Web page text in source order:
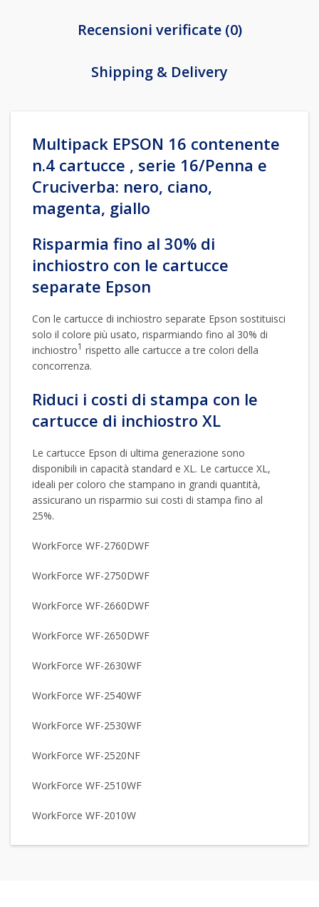
Recensioni verificate (0)
Shipping & Delivery
Multipack EPSON 16 contenente
n.4 cartucce , serie 16/Penna e
Cruciverba: nero, ciano,
magenta, giallo
Risparmia fino al 30% di
inchiostro con le cartucce
separate Epson
Con le cartucce di inchiostro separate Epson sostituisci
solo il colore più usato, risparmiando fino al 30% di
inchiostro1 rispetto alle cartucce a tre colori della
concorrenza.
Riduci i costi di stampa con le
cartucce di inchiostro XL
Le cartucce Epson di ultima generazione sono
disponibili in capacità standard e XL. Le cartucce XL,
ideali per coloro che stampano in grandi quantità,
assicurano un risparmio sui costi di stampa fino al
25%.
WorkForce WF-2760DWF
WorkForce WF-2750DWF
WorkForce WF-2660DWF
WorkForce WF-2650DWF
WorkForce WF-2630WF
WorkForce WF-2540WF
WorkForce WF-2530WF
WorkForce WF-2520NF
WorkForce WF-2510WF
WorkForce WF-2010W